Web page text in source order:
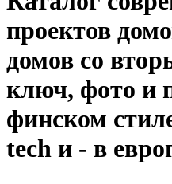
проектов
домов со
ключ, фото и
финском
tech и - в